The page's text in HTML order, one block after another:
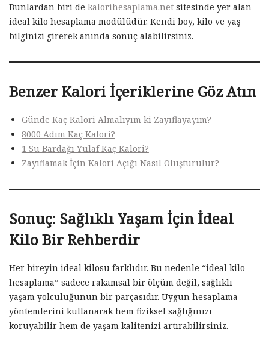
Bunlardan biri de kalorihesaplama.net sitesinde yer alan
ideal kilo hesaplama modülüdür. Kendi boy, kilo ve yaş
bilginizi girerek anında sonuç alabilirsiniz.
Benzer Kalori İçeriklerine Göz Atın
Günde Kaç Kalori Almalıyım ki Zayıflayayım?
8000 Adım Kaç Kalori?
1 Su Bardağı Yulaf Kaç Kalori?
Zayıflamak İçin Kalori Açığı Nasıl Oluşturulur?
Sonuç: Sağlıklı Yaşam İçin İdeal
Kilo Bir Rehberdir
Her bireyin ideal kilosu farklıdır. Bu nedenle “ideal kilo
hesaplama” sadece rakamsal bir ölçüm değil, sağlıklı
yaşam yolculuğunun bir parçasıdır. Uygun hesaplama
yöntemlerini kullanarak hem fiziksel sağlığınızı
koruyabilir hem de yaşam kalitenizi artırabilirsiniz.